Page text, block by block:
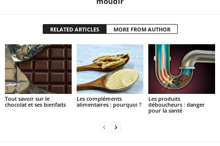
RELATED ARTICLES MORE FROM AUTHOR
Tout savoir sur le
chocolat et ses bienfaits
Les compléments
alimentaires : pourquoi ?
Les produits
déboucheurs : danger
pour la santé